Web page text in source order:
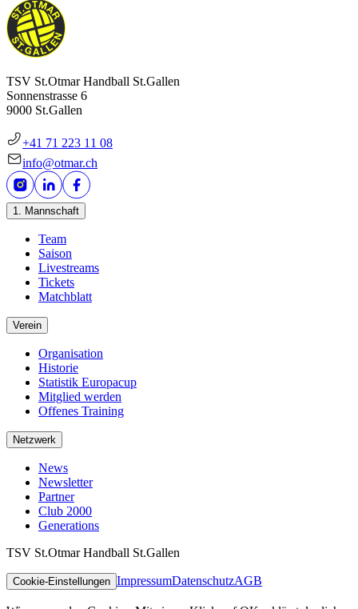
TSV St.Otmar Handball St.Gallen
Sonnenstrasse 6
9000 St.Gallen
+41 71 223 11 08
info@otmar.ch
1. Mannschaft
Team
Saison
Livestreams
Tickets
Matchblatt
Verein
Organisation
Historie
Statistik Europacup
Mitglied werden
Offenes Training
Netzwerk
News
Newsletter
Partner
Club 2000
Generations
TSV St.Otmar Handball St.Gallen
Cookie-Einstellungen ImpressumDatenschutzAGB